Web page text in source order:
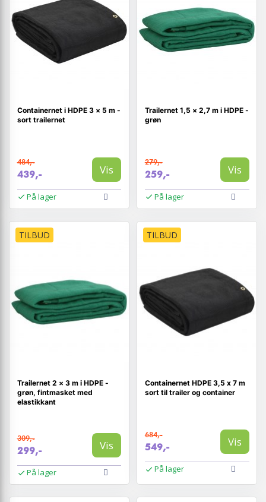
Containernet i HDPE 3 × 5 m -
sort trailernet
484,-
439,- Vis
På lager
Trailernet 1,5 × 2,7 m i HDPE -
grøn
279,-
259,- Vis
På lager
TILBUD
Trailernet 2 × 3 m i HDPE -
grøn, fintmasket med
elastikkant
309,-
299,- Vis
På lager
TILBUD
Containernet HDPE 3,5 x 7 m
sort til trailer og container
684,-
549,- Vis
På lager